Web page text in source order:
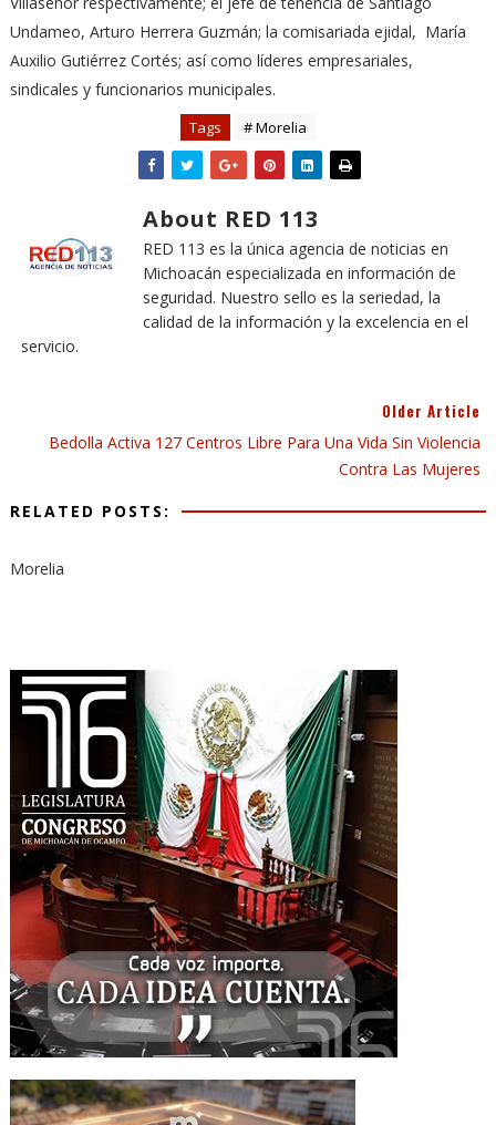
Undameo, Arturo Herrera Guzmán; la comisariada ejidal, María
Auxilio Gutiérrez Cortés; así como líderes empresariales,
sindicales y funcionarios municipales.
Tags # Morelia
About RED 113
RED 113 es la única agencia de noticias en
Michoacán especializada en información de
seguridad. Nuestro sello es la seriedad, la
calidad de la información y la excelencia en el
servicio.
Older Article
Bedolla Activa 127 Centros Libre Para Una Vida Sin Violencia
Contra Las Mujeres
RELATED POSTS:
Morelia